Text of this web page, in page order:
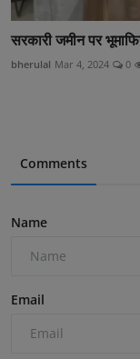
सरकारी जमीन पर
bherulal Mar 4, 2024 0
Comments
Name
Email